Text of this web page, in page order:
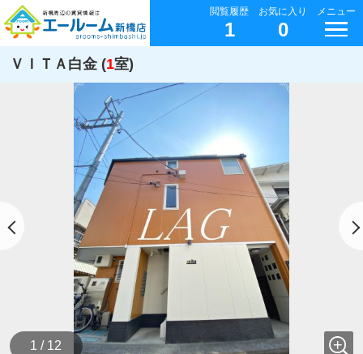
閲覧履歴
1
お気に入り
0
メニュー
ＶＩＴＡ白金 (1室)
1 / 12